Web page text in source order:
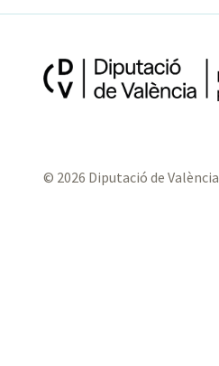
© 2026 Diputació de València